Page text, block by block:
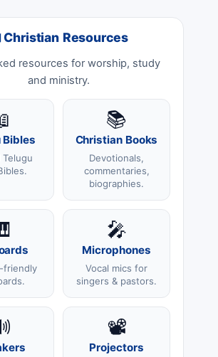
Resources
resources for worship, study
and ministry.
Bibles
📚
Christian Books
Devotionals,
commentaries,
biographies.
friendly
🎤
Microphones
Vocal mics for
singers & pastors.
📽️
Projectors